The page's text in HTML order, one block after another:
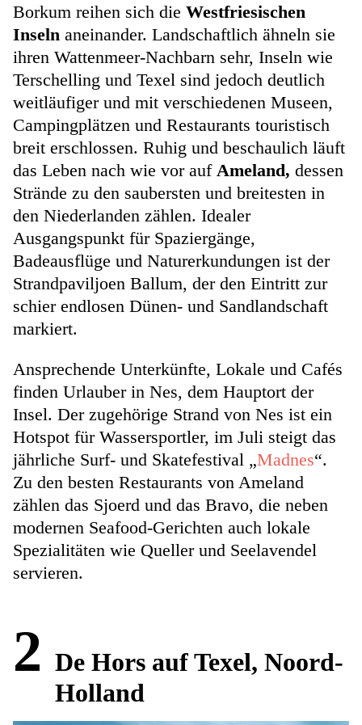
Borkum reihen sich die Westfriesischen
Inseln aneinander. Landschaftlich ähneln sie
ihren Wattenmeer-Nachbarn sehr, Inseln wie
Terschelling und Texel sind jedoch deutlich
weitläufiger und mit verschiedenen Museen,
Campingplätzen und Restaurants touristisch
breit erschlossen. Ruhig und beschaulich läuft
das Leben nach wie vor auf Ameland, dessen
Strände zu den saubersten und breitesten in
den Niederlanden zählen. Idealer
Ausgangspunkt für Spaziergänge,
Badeausflüge und Naturerkundungen ist der
Strandpaviljoen Ballum, der den Eintritt zur
schier endlosen Dünen- und Sandlandschaft
markiert.
Ansprechende Unterkünfte, Lokale und Cafés
finden Urlauber in Nes, dem Hauptort der
Insel. Der zugehörige Strand von Nes ist ein
Hotspot für Wassersportler, im Juli steigt das
jährliche Surf- und Skatefestival „Madnes“.
Zu den besten Restaurants von Ameland
zählen das Sjoerd und das Bravo, die neben
modernen Seafood-Gerichten auch lokale
Spezialitäten wie Queller und Seelavendel
servieren.
2 De Hors auf Texel, Noord-
Holland